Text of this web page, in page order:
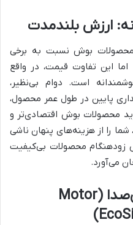
ارزش بلندمدت
بوش نسبت به برخی
اما این تفاوت قیمت، در واقع
است. دوام بی‌نظیر،
پایین در طول عمر محصول،
محصولات بوش اقتصادی‌تر و
را از هزینه‌های پنهان ناشی
زودهنگام محصولات بی‌کیفیت
می‌آورد.
موتورهای قدرتمند و بی‌صدا (Motor